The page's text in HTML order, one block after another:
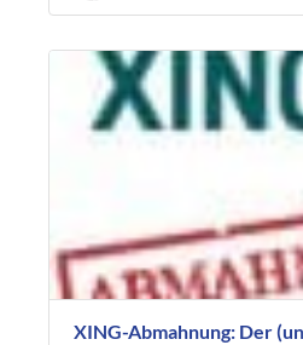
XING-Abmahnung: Der